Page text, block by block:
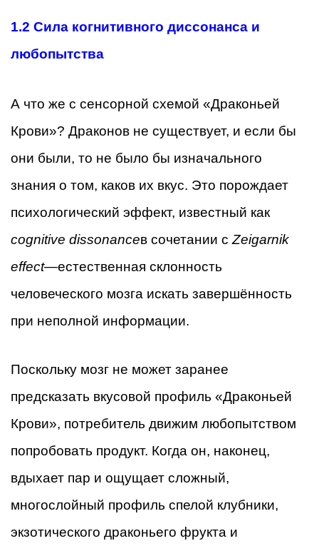
1.2 Сила когнитивного диссонанса и
любопытства
А что же с сенсорной схемой «Драконьей
Крови»? Драконов не существует, и если бы
они были, то не было бы изначального
знания о том, каков их вкус. Это порождает
психологический эффект, известный как
cognitive dissonanceв сочетании с Zeigarnik
effect—естественная склонность
человеческого мозга искать завершённость
при неполной информации.
Поскольку мозг не может заранее
предсказать вкусовой профиль «Драконьей
Крови», потребитель движим любопытством
попробовать продукт. Когда он, наконец,
вдыхает пар и ощущает сложный,
многослойный профиль спелой клубники,
экзотического драконьего фрукта и